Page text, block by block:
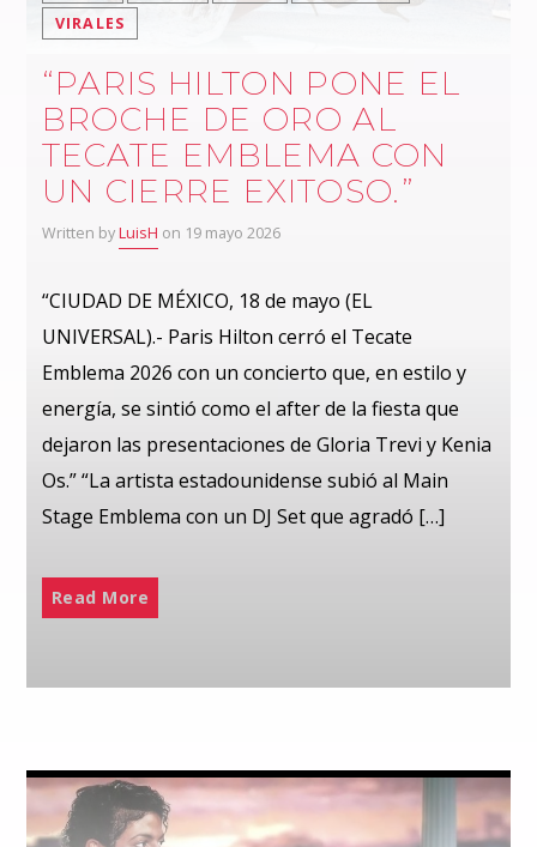
VIRALES
“PARIS HILTON PONE EL
BROCHE DE ORO AL
TECATE EMBLEMA CON
UN CIERRE EXITOSO.”
Written byLuisH on 19 mayo 2026
“CIUDAD DE MÉXICO, 18 de mayo (EL
UNIVERSAL).- Paris Hilton cerró el Tecate
Emblema 2026 con un concierto que, en estilo y
energía, se sintió como el after de la fiesta que
dejaron las presentaciones de Gloria Trevi y Kenia
Os.” “La artista estadounidense subió al Main
Stage Emblema con un DJ Set que agradó […]
Read More